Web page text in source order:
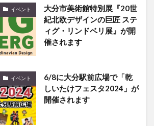
イベント
大分市美術館特別展『20世
紀北欧デザインの巨匠 ステ
ィグ・リンドベリ展』が開
催されます
イベント
6/8に大分駅前広場で「乾
しいたけフェスタ2024」が
開催されます